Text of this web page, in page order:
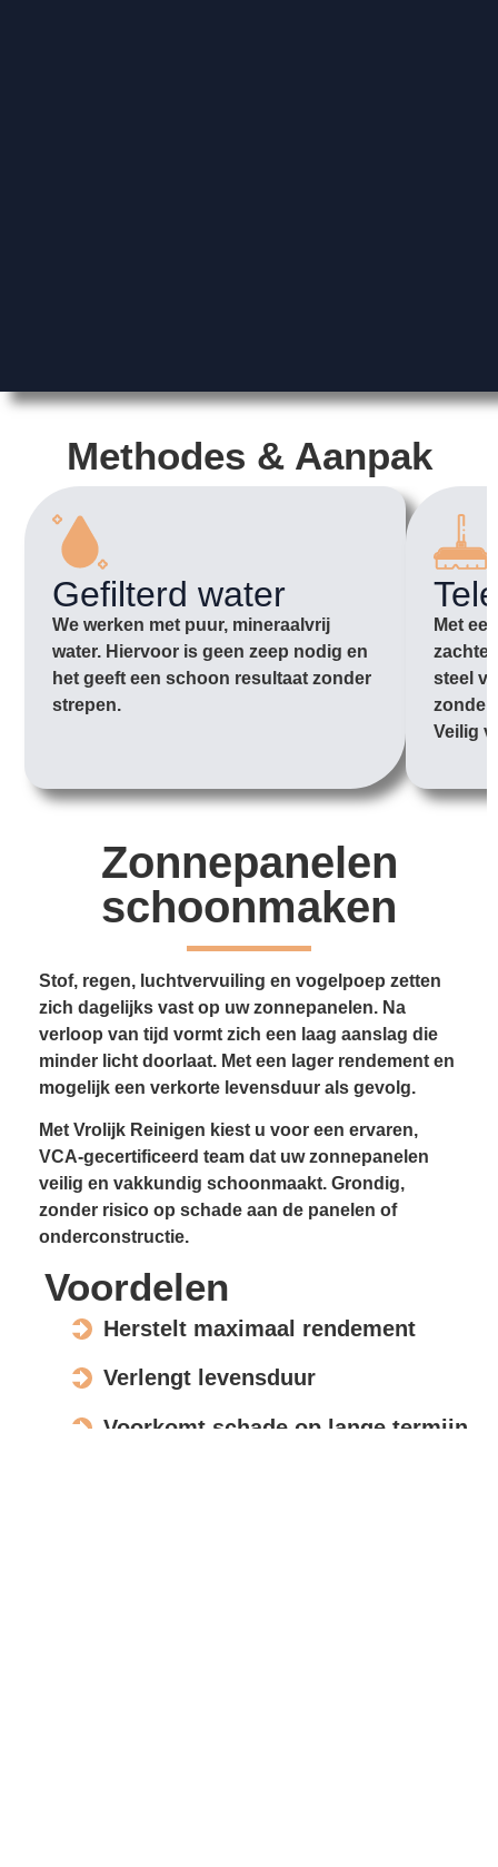
Methodes & Aanpak
Gefilterd water
We werken met puur, mineraalvrij
water. Hiervoor is geen zeep nodig en
het geeft een schoon resultaat zonder
strepen.
Met
zachte
steel
zonder
Veilig
Zonnepanelen
schoonmaken
Stof, regen, luchtvervuiling en vogelpoep zetten
zich dagelijks vast op uw zonnepanelen. Na
verloop van tijd vormt zich een laag aanslag die
minder licht doorlaat. Met een lager rendement en
mogelijk een verkorte levensduur als gevolg.
Met Vrolijk Reinigen kiest u voor een ervaren,
VCA-gecertificeerd team dat uw zonnepanelen
veilig en vakkundig schoonmaakt. Grondig,
zonder risico op schade aan de panelen of
onderconstructie.
Voordelen
Herstelt maximaal rendement
Verlengt levensduur
Voorkomt schade op lange termijn